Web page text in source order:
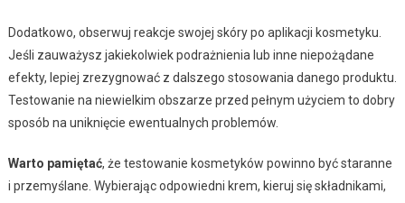
Dodatkowo, obserwuj reakcje swojej skóry po aplikacji kosmetyku.
Jeśli zauważysz jakiekolwiek podrażnienia lub inne niepożądane
efekty, lepiej zrezygnować z dalszego stosowania danego produktu.
Testowanie na niewielkim obszarze przed pełnym użyciem to dobry
sposób na uniknięcie ewentualnych problemów.
Warto pamiętać, że testowanie kosmetyków powinno być staranne
i przemyślane. Wybierając odpowiedni krem, kieruj się składnikami,